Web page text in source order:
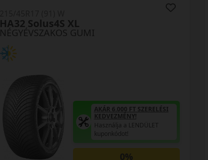
NÉGYÉVSZAKOS GUMI
TA01 SeasonX
kuponkódot!
TRIPLA ELÉGEDETTSÉG
MINŐSÉGI GARANCIA
Öné!